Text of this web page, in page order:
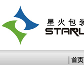
首页